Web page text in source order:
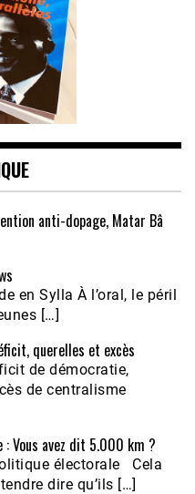
anti-dopage, Matar Bâ
en Sylla À l’oral, le péril
[…]
querelles et excès
de démocratie,
de centralisme
: Vous avez dit 5.000 km ?
électorale Cela
dire qu’ils […]